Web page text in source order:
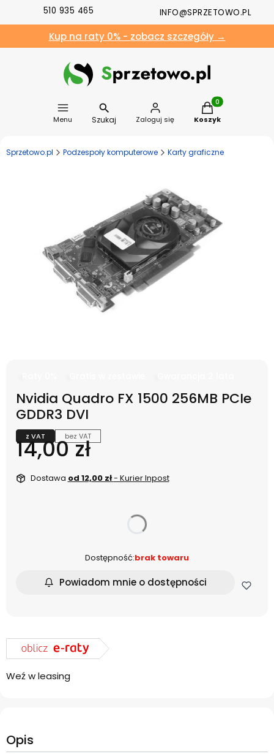
510 935 465 INFO@SPRZETOWO.PL
Kup na raty 0% - zobacz szczegóły →
Menu Szukaj Zaloguj się
Produkty w
Koszyk
Sprzetowo.pl Podzespoły komputerowe Karty graficzne
Nvidia Quadro FX 1500 256MB PCIe
GDDR3 DVI
z VAT bez VAT
Cena
14,00 zł
Dostawa od 12,00 zł- Kurier Inpost
Dostępność:brak towaru
Powiadom mnie o dostępności
Weź w leasing
Opis